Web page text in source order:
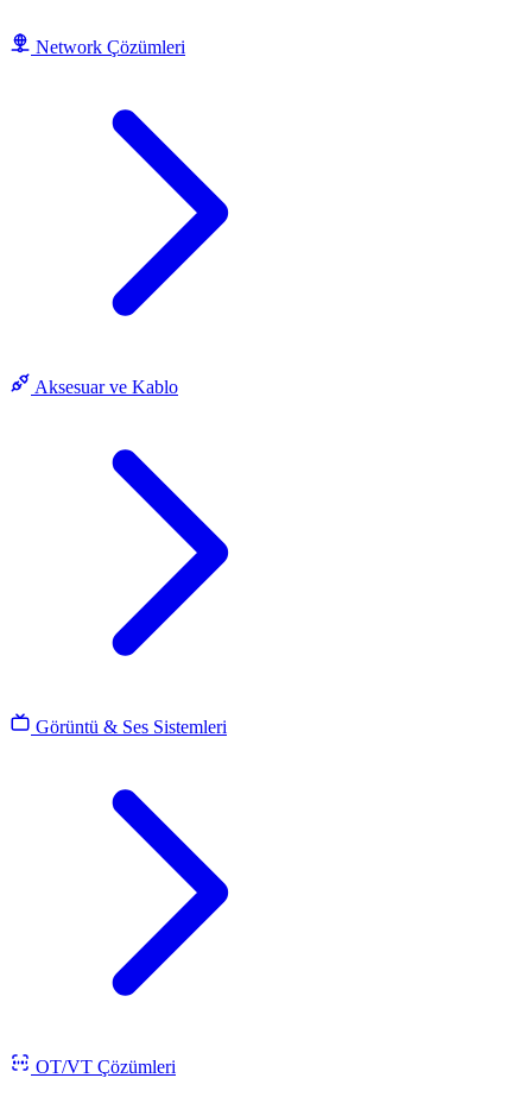
Network Çözümleri
Aksesuar ve Kablo
Görüntü & Ses Sistemleri
OT/VT Çözümleri